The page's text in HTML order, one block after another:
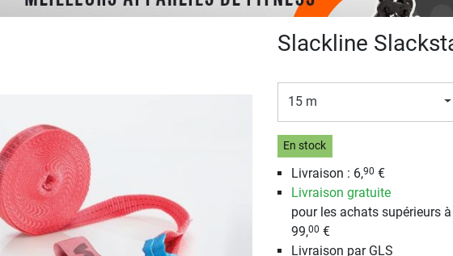
Slackline
15 m
En stock
Livraison : 6,90 €
Livraison gratuite
pour les achats supérieurs à
99,00 €
Livraison par GLS